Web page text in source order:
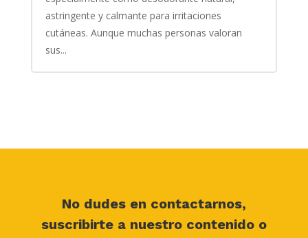
astringente y calmante para irritaciones
cutáneas. Aunque muchas personas valoran
sus...
No dudes en contactarnos,
suscribirte a nuestro contenido o